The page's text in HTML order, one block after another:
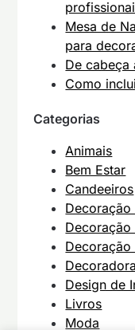
Mesa de
para
De cabeça
Como
Categorias
Animais
Bem Estar
Candeeiros
Decoração
Decoração
Decoradora
Design de
Livros
Moda